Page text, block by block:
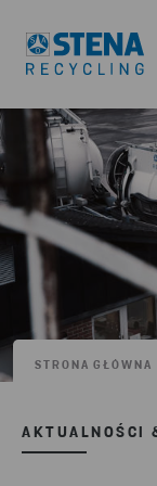
STRONA GŁÓWNA
AKTUALNOŚCI